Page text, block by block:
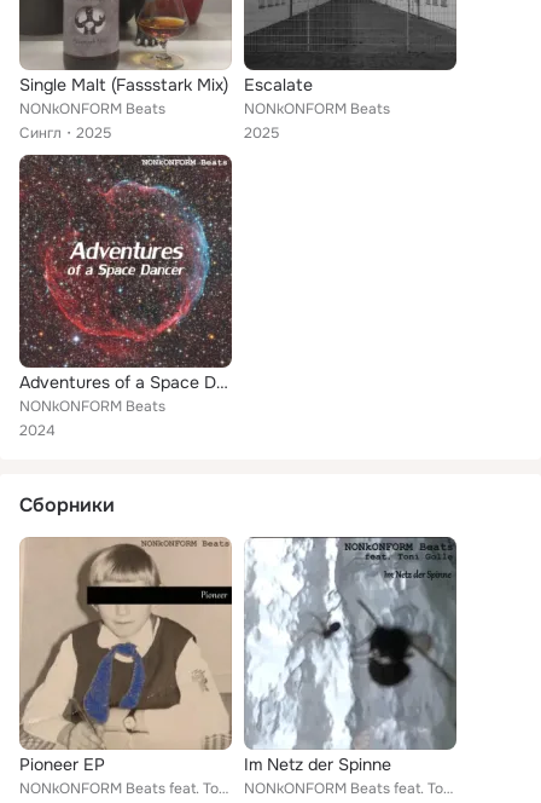
Single Malt (Fassstark Mix)
NONkONFORM Beats
Сингл
2025
Escalate
NONkONFORM Beats
2025
Adventures of a Space Dancer
NONkONFORM Beats
2024
Сборники
Pioneer EP
NONkONFORM Beats feat. Toni Golle
Im Netz der Spinne
NONkONFORM Beats feat. Toni Golle